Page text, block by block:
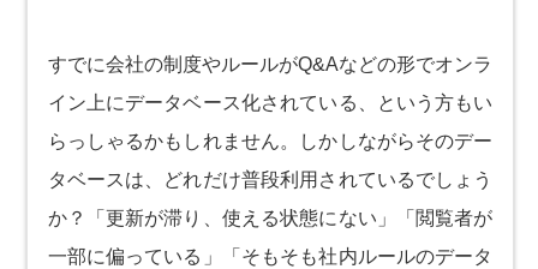
すでに会社の制度やルールがQ&Aなどの形でオンラ
イン上にデータベース化されている、という方もい
らっしゃるかもしれません。しかしながらそのデー
タベースは、どれだけ普段利用されているでしょう
か？「更新が滞り、使える状態にない」「閲覧者が
一部に偏っている」「そもそも社内ルールのデータ